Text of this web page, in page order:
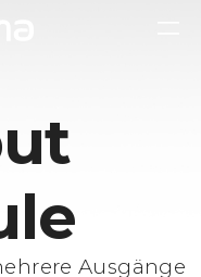
Ausgänge